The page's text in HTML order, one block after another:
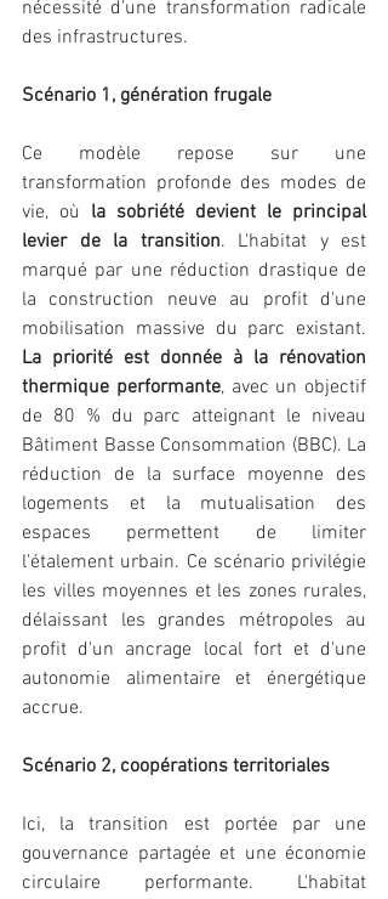
nécessité d'une transformation radicale
des infrastructures.
Scénario 1, génération frugale
Ce modèle repose sur une
transformation profonde des modes de
vie, où la sobriété devient le principal
levier de la transition. L'habitat y est
marqué par une réduction drastique de
la construction neuve au profit d'une
La priorité est donnée à la rénovation
thermique performante, avec un objectif
de 80 % du parc atteignant le niveau
Bâtiment Basse Consommation (BBC). La
réduction de la surface moyenne des
logements et la mutualisation des
espaces permettent de limiter
l'étalement urbain. Ce scénario privilégie
les villes moyennes et les zones rurales,
délaissant les grandes métropoles au
profit d'un ancrage local fort et d'une
autonomie alimentaire et énergétique
accrue.
Scénario 2, coopérations territoriales
Ici, la transition est portée par une
gouvernance partagée et une économie
circulaire performante. L'habitat